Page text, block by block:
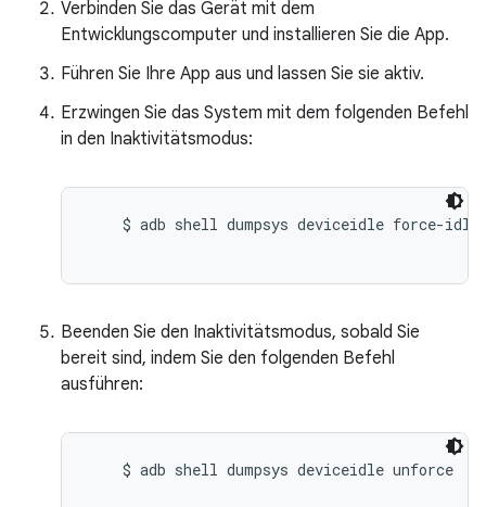
Verbinden Sie das Gerät mit dem
Entwicklungscomputer und installieren Sie die App.
Führen Sie Ihre App aus und lassen Sie sie aktiv.
Erzwingen Sie das System mit dem folgenden Befehl
in den Inaktivitätsmodus:
    $ adb shell dumpsys deviceidle force-idle
Beenden Sie den Inaktivitätsmodus, sobald Sie
bereit sind, indem Sie den folgenden Befehl
ausführen:
    $ adb shell dumpsys deviceidle unforce